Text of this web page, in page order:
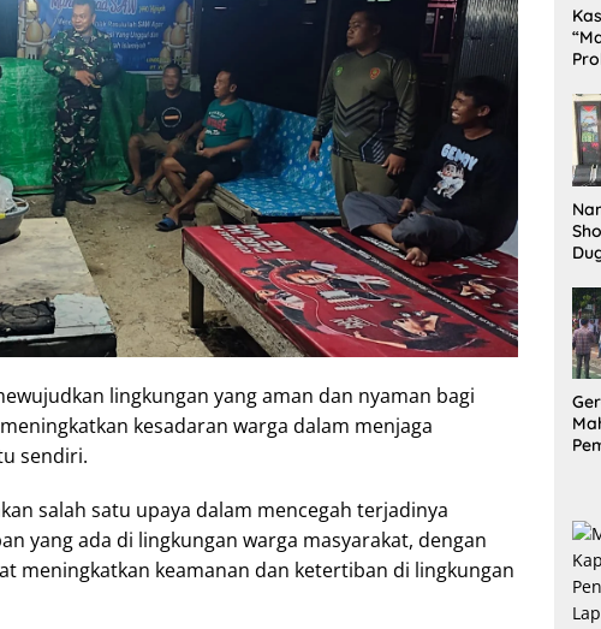
lingkungan yang aman dan nyaman bagi
kesadaran warga dalam menjaga
sendiri.
salah satu upaya dalam mencegah terjadinya
yang ada di lingkungan warga masyarakat, dengan
meningkatkan keamanan dan ketertiban di lingkungan